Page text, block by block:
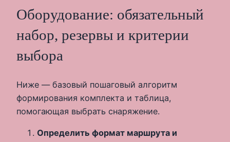
Оборудование: обязательный
набор, резервы и критерии
выбора
Ниже — базовый пошаговый алгоритм
формирования комплекта и таблица,
помогающая выбрать снаряжение.
Определить формат маршрута и